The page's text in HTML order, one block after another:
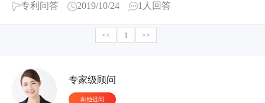
专利问答 2019/10/24 1人回答
<< 1 >>
专家级顾问
向他提问